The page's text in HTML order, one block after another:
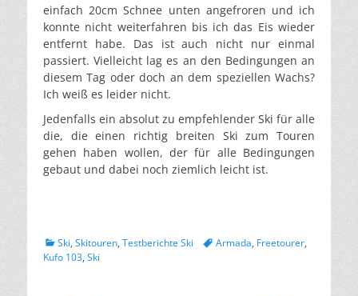
einfach 20cm Schnee unten angefroren und ich
konnte nicht weiterfahren bis ich das Eis wieder
entfernt habe. Das ist auch nicht nur einmal
passiert. Vielleicht lag es an den Bedingungen an
diesem Tag oder doch an dem speziellen Wachs?
Ich weiß es leider nicht.
Jedenfalls ein absolut zu empfehlender Ski für alle
die, die einen richtig breiten Ski zum Touren
gehen haben wollen, der für alle Bedingungen
gebaut und dabei noch ziemlich leicht ist.
Kategorien
Ski, Skitouren, Testberichte Ski Schlagworte
Armada, Freetourer,
Kufo 103, Ski